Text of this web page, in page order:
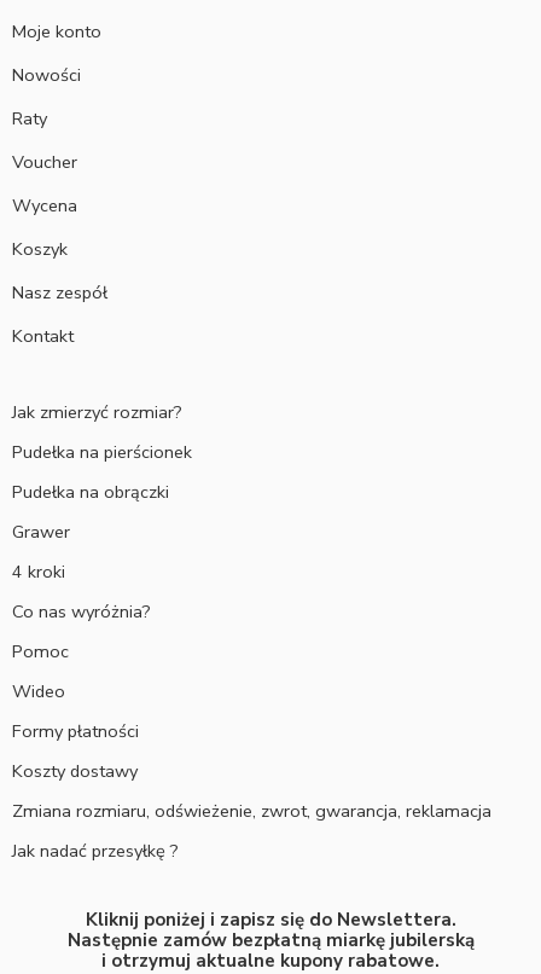
Moje konto
Nowości
Raty
Voucher
Wycena
Koszyk
Nasz zespół
Kontakt
Jak zmierzyć rozmiar?
Pudełka na pierścionek
Pudełka na obrączki
Grawer
4 kroki
Co nas wyróżnia?
Pomoc
Wideo
Formy płatności
Koszty dostawy
Zmiana rozmiaru, odświeżenie, zwrot, gwarancja, reklamacja
Jak nadać przesyłkę ?
Kliknij poniżej i zapisz się do Newslettera.
Następnie zamów bezpłatną miarkę jubilerską
i otrzymuj aktualne kupony rabatowe.